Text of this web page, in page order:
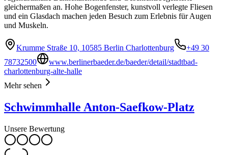
gleichermaßen an. Hohe Bogenfenster, kunstvoll verlegte Fliesen
und ein Glasdach machen jeden Besuch zum Erlebnis für Augen
und Muskeln.
Krumme Straße 10, 10585 Berlin Charlottenburg
+49 30
78732500
www.berlinerbaeder.de/baeder/detail/stadtbad-
charlottenburg-alte-halle
Mehr sehen
Schwimmhalle Anton-Saefkow-Platz
Unsere Bewertung